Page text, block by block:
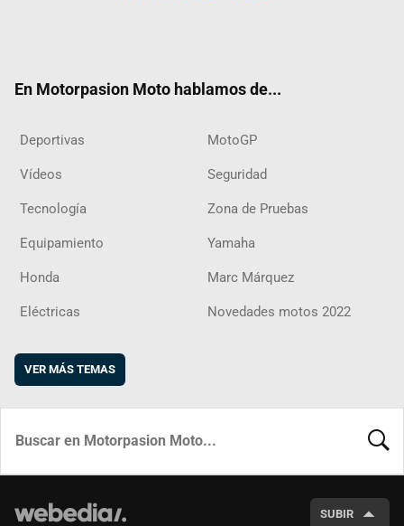
En Motorpasion Moto hablamos de...
Deportivas MotoGP
Vídeos Seguridad
Tecnología Zona de Pruebas
Equipamiento Yamaha
Honda Marc Márquez
Eléctricas Novedades motos 2022
VER MÁS TEMAS
SUBIR